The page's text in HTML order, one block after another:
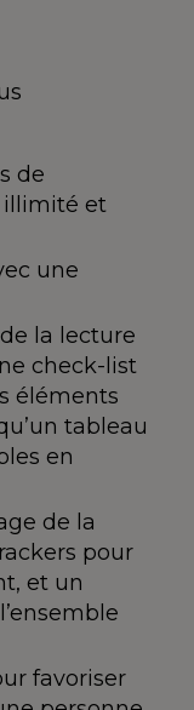
de
illimité et
une
la lecture
check-list
éléments
tableau
en
de la
pour
et un
favoriser